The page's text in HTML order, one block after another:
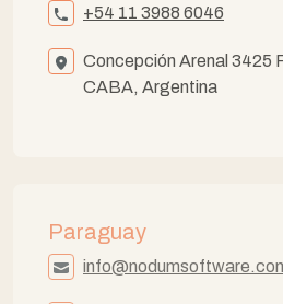
+54 11 3988 6046
Concepción Arenal 3425
CABA, Argentina
Paraguay